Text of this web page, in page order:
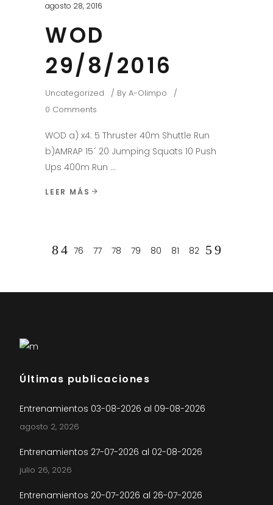
agosto 28, 2016
WOD
29/8/2016
Uncategorized By A-Olimpo
0 Comments
WOD a) x4: 5 Thruster 40m Shuttle Run
b)AMRAP 15´ 20 Jumping Squats 10 Push
Ups 400m Run
LEER MÁS
76 77 78 79 80 81 82
Últimas publicaciones
Entrenamientos 03-08-2026 al 09-08-2026
agosto 2, 2026
Entrenamientos 27-07-2026 al 02-08-2026
julio 26, 2026
Entrenamientos 20-07-2026 al 26-07-2026